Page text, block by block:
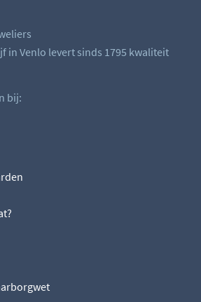
in Venlo levert sinds 1795 kwaliteit
bij: